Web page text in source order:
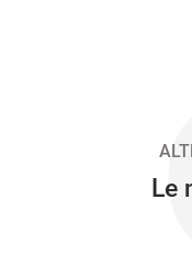
Le